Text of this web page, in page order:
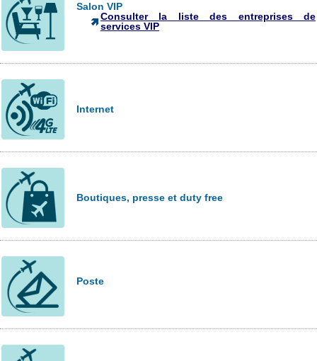
Salon VIP
Consulter la liste des entreprises de
services VIP
Internet
Boutiques, presse et duty free
Poste